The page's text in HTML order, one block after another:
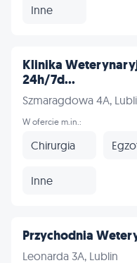
Inne
Klinika
24h/7d...
Szmaragdowa 4A,
W ofercie m.in.:
Chirurgia
Inne
Przychodnia
Leonarda 3A, Lublin